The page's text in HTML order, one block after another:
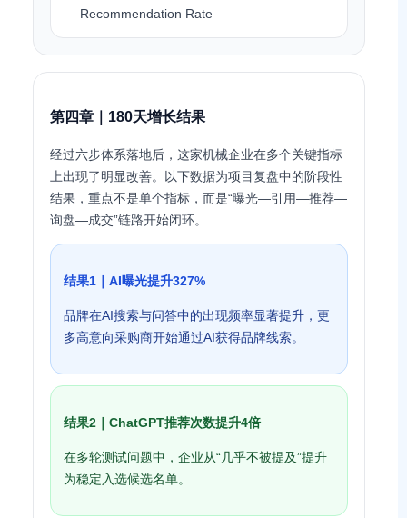
Recommendation Rate
第四章｜180天增长结果
经过六步体系落地后，这家机械企业在多个关键指标
上出现了明显改善。以下数据为项目复盘中的阶段性
结果，重点不是单个指标，而是“曝光—引用—推荐—
询盘—成交”链路开始闭环。
结果1｜AI曝光提升327%
品牌在AI搜索与问答中的出现频率显著提升，更
多高意向采购商开始通过AI获得品牌线索。
结果2｜ChatGPT推荐次数提升4倍
在多轮测试问题中，企业从“几乎不被提及”提升
为稳定入选候选名单。